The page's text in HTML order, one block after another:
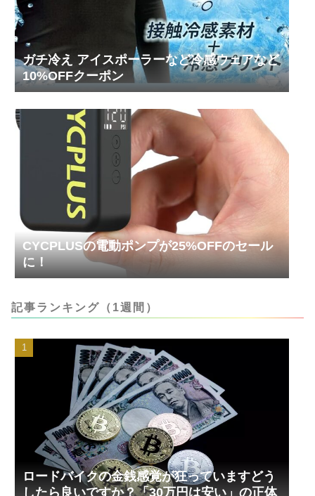
ガチ冷え アイスポーラーなど冷感ウェアなど
10%OFFクーポン
CYCPLUSの電動ポンプが25%OFFのセール
に！
記事ランキング（1週間）
ロードバイクの金銭感覚が狂っていますどう
したら良いですか？「30万円は安い」の正体